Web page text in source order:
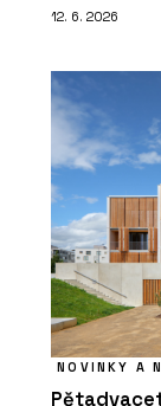
12. 6. 2026
NOVINKY A